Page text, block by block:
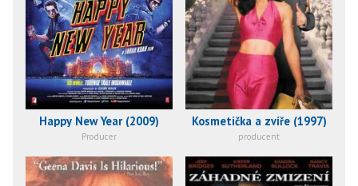
Happy New Year (2009)
Producer
Kosmetička a zvíře (1997)
producent